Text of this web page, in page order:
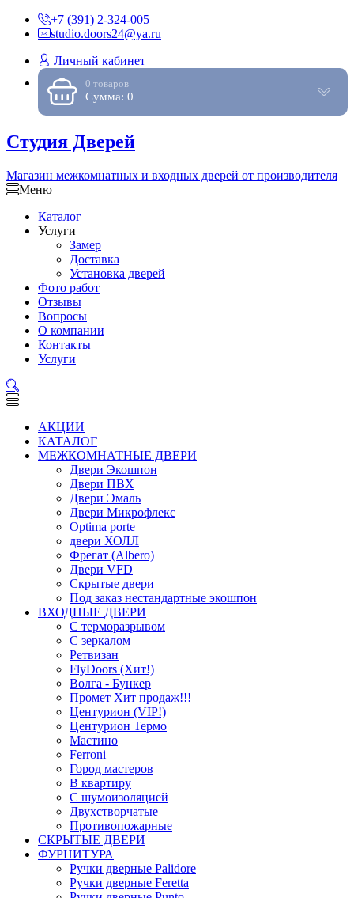
+7 (391) 2-324-005
studio.doors24@ya.ru
Личный кабинет
0 товаров
Сумма: 0
Студия Дверей
Магазин межкомнатных и входных дверей от производителя
Меню
Каталог
Услуги
Замер
Доставка
Установка дверей
Фото работ
Отзывы
Вопросы
О компании
Контакты
Услуги
АКЦИИ
КАТАЛОГ
МЕЖКОМНАТНЫЕ ДВЕРИ
Двери Экошпон
Двери ПВХ
Двери Эмаль
Двери Микрофлекс
Optima porte
двери ХОЛЛ
Фрегат (Albero)
Двери VFD
Скрытые двери
Под заказ нестандартные экошпон
ВХОДНЫЕ ДВЕРИ
С терморазрывом
С зеркалом
Ретвизан
FlyDoors (Хит!)
Волга - Бункер
Промет Хит продаж!!!
Центурион (VIP!)
Центурион Термо
Мастино
Ferroni
Город мастеров
В квартиру
С шумоизоляцией
Двухстворчатые
Противопожарные
СКРЫТЫЕ ДВЕРИ
ФУРНИТУРА
Ручки дверные Palidore
Ручки дверные Feretta